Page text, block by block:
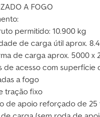
A FOGO
permitido: 10.900 kg
de carga útil aprox.
de carga aprox. 5000 x
de acesso com superfície
a fogo
tração fixo
de apoio reforçado de